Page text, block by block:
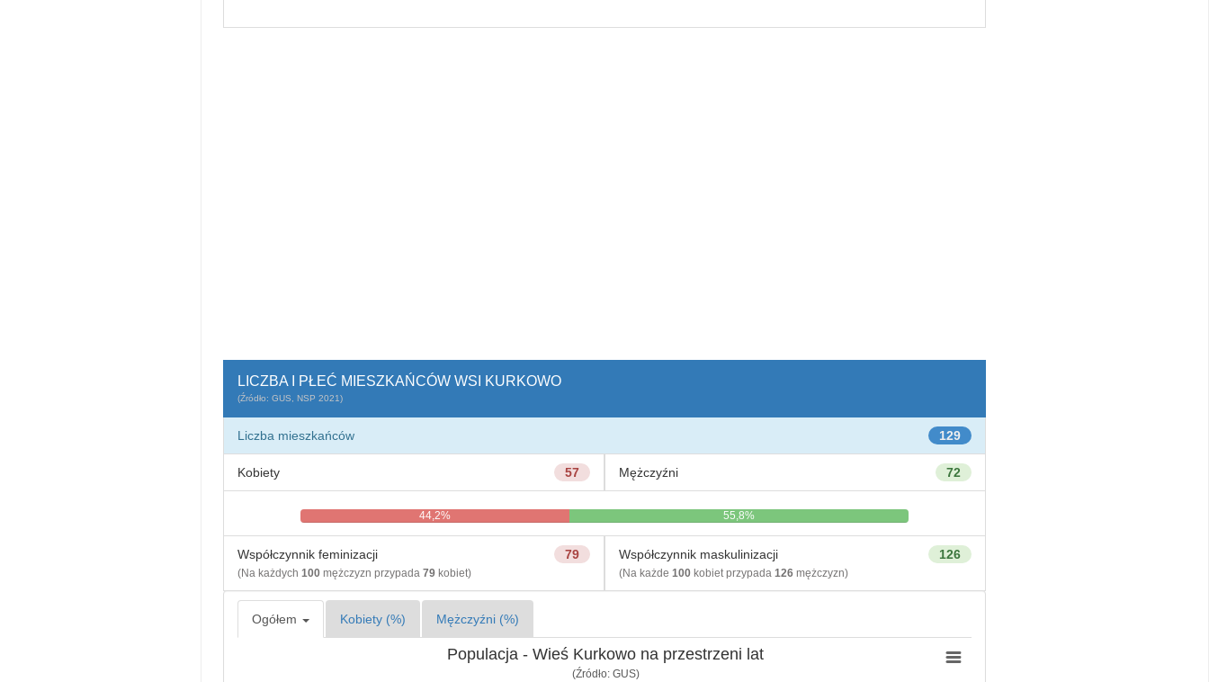
LICZBA I PŁEĆ MIESZKAŃCÓW WSI KURKOWO
(Źródło: GUS, NSP 2021)
129
Liczba mieszkańców
57
Kobiety 72
Mężczyźni
44,2% 55,8%
79
Współczynnik feminizacji
(Na każdych 100mężczyzn przypada 79kobiet)
126
Współczynnik maskulinizacji
(Na każde 100kobiet przypada 126mężczyzn)
Ogółem Kobiety (%) Mężczyźni (%)
Populacja - Wieś Kurkowo na przestrzeni lat
(Źródło: GUS)